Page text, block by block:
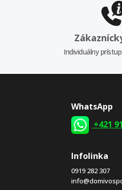
Individuálny
WhatsApp
+421
Infolinka
0919 282 307